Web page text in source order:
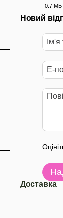
0.7 МБ
Новий
Доставка